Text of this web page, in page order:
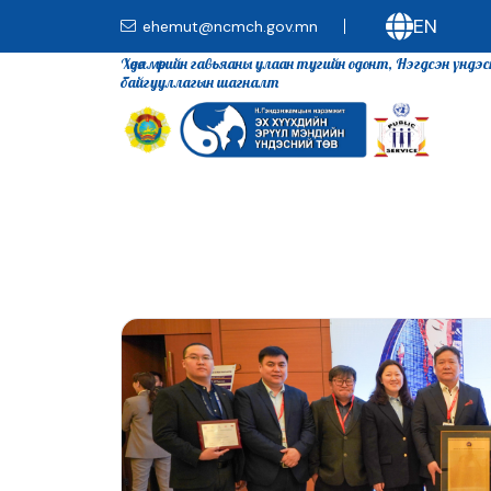
ehemut@ncmch.gov.mn EN
Хөдөлмөрийн гавьяаны улаан тугийн одонт, Нэгдсэн
байгууллагын шагналт